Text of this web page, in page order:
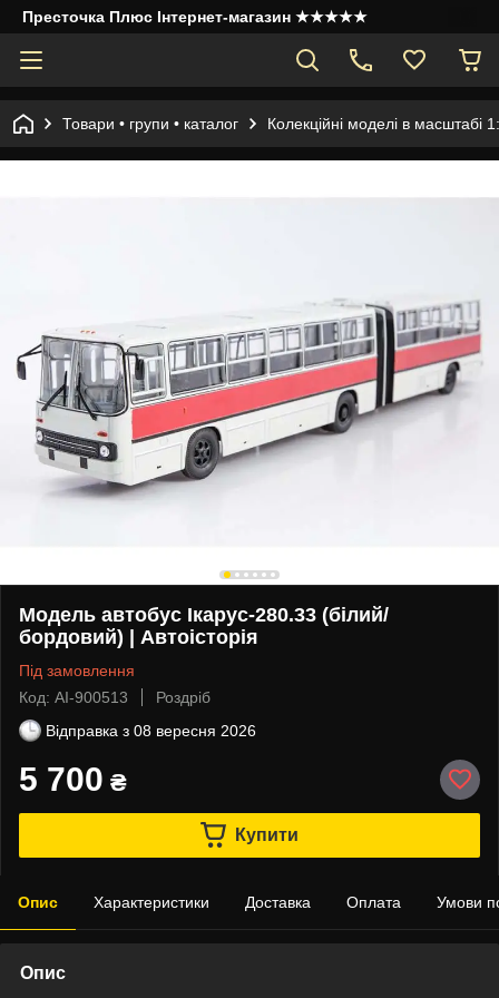
Престочка Плюс Інтернет-магазин ★★★★★
Товари • групи • каталог Колекційні моделі в масштабі
Модель автобус Ікарус-280.33 (білий/
бордовий) | Автоісторія
Під замовлення
Код: AI-900513
Роздріб
Відправка з 08 вересня 2026
5 700 ₴
Купити
Опис Характеристики Доставка Оплата Умови
Опис